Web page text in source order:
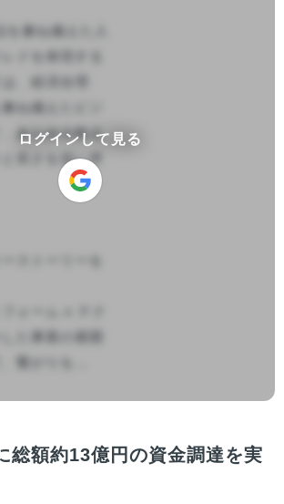
兼ね備えた人
ドを体現する
ね備えたビジ
あらゆる観点
良さを追い求
ストーリーを
ォーム x テク
繋がりを...
ログインして見る
総額約13億円の資金調達を実